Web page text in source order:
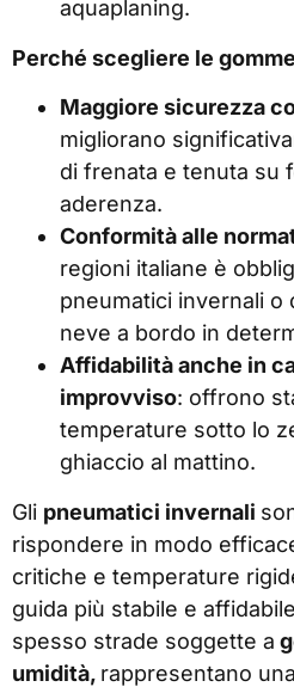
aquaplaning.
Perché scegliere le
Maggiore sicurezza
migliorano
di frenata e tenuta su
aderenza.
Conformità alle
regioni italiane è
pneumatici invernali o
neve a bordo in
Affidabilità anche in
improvviso: offrono
temperature sotto lo
ghiaccio al mattino.
Gli pneumatici invernali
rispondere in modo
critiche e temperature
guida più stabile e
spesso strade soggette a
umidità, rappresentano